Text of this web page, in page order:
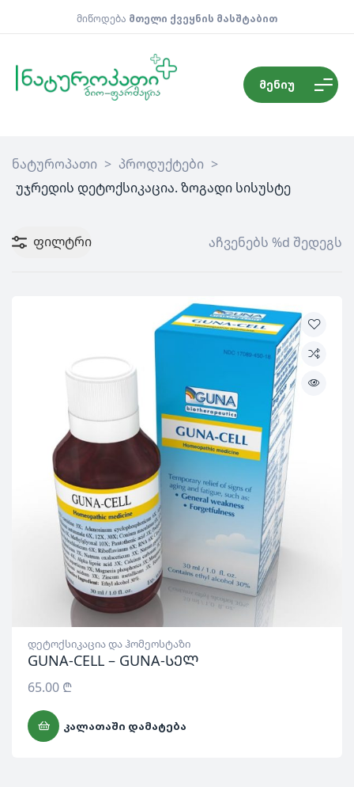
მიწოდება მთელი ქვეყნის მასშტაბით
მენიუ
ნატუროპათი > პროდუქტები >
უჯრედის დეტოქსიკაცია. ზოგადი სისუსტე
ფილტრი აჩვენებს %d შედეგს
დეტოქსიკაცია და ჰომეოსტაზი
GUNA-CELL – GUNA-სელ
65.00 ₾
ᲙᲐᲚᲐᲗᲐᲨᲘ ᲓᲐᲛᲐᲢᲔᲑᲐ